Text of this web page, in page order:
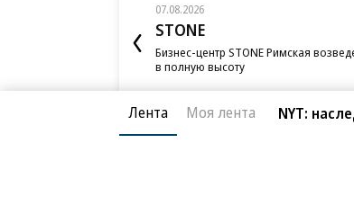
07.08.2026
STONE
Бизнес-центр STONE Римская
в полную высоту
Лента Моя лента NYT: